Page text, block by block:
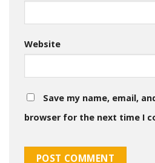
Website
Save my name, email,
browser for the next time I